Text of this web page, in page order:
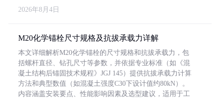
2026年8月4日
M20化学锚栓尺寸规格及抗拔承载力详解
本文详细解析M20化学锚栓的尺寸规格和抗拔承载力，包
括螺杆直径、钻孔尺寸等参数，并依据专业标准（如《混
凝土结构后锚固技术规程》JGJ 145）提供抗拔承载力计算
方法和典型数值（如混凝土强度C30下设计值约80kN）。
内容涵盖安装要点、性能影响因素及选型建议，适用于工